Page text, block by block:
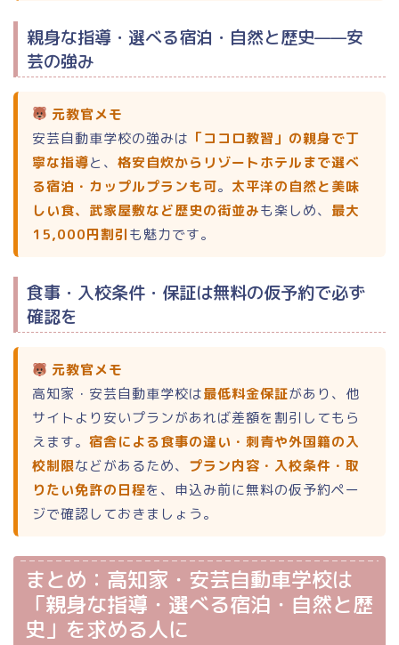
親身な指導・選べる宿泊・自然と歴史——安
芸の強み
元教官メモ
安芸自動車学校の強みは 「ココロ教習」の親身で丁
寧な指導と、 格安自炊からリゾートホテルまで選べ
る宿泊・カップルプランも可。 太平洋の自然と美味
しい食、武家屋敷など歴史の街並みも楽しめ、 最大
15,000円割引も魅力です。
食事・入校条件・保証は無料の仮予約で必ず
確認を
元教官メモ
高知家・安芸自動車学校は最低料金保証があり、他
サイトより安いプランがあれば差額を割引してもら
えます。 宿舎による食事の違い・刺青や外国籍の入
校制限などがあるため、 プラン内容・入校条件・取
りたい免許の日程を、申込み前に無料の仮予約ペー
ジで確認しておきましょう。
まとめ：高知家・安芸自動車学校は
「親身な指導・選べる宿泊・自然と歴
史」を求める人に
合宿免許 総合ランキング
普通二輪（バイク）
小型二輪